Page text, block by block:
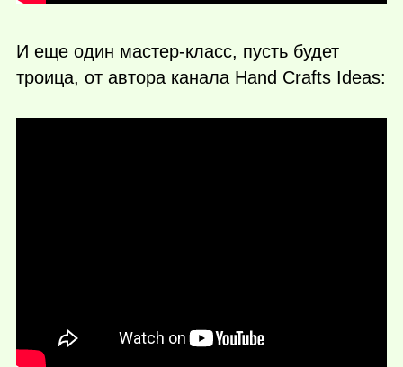
И еще один мастер-класс, пусть будет
троица, от автора канала Hand Crafts Ideas: